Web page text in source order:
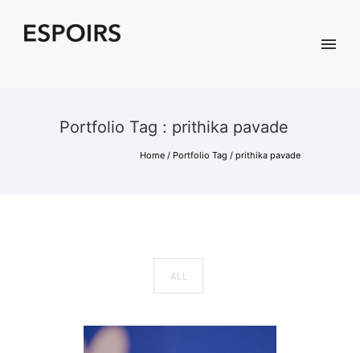
Portfolio Tag : prithika pavade
Home / Portfolio Tag / prithika pavade
ALL